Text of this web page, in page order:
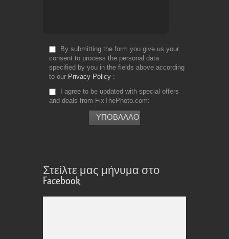
By submitting the form you give us your
consent to process the personal data
specified by you in the fields above according
to our Privacy Policy
I agree to be updated with special offers
and deals from FixThePhoto.com
Στείλτε μας μήνυμα στο
Facebook